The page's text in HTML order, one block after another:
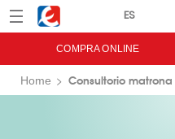
Menú Eroski
COMPRA ONLINE
Home Consultorio matrona